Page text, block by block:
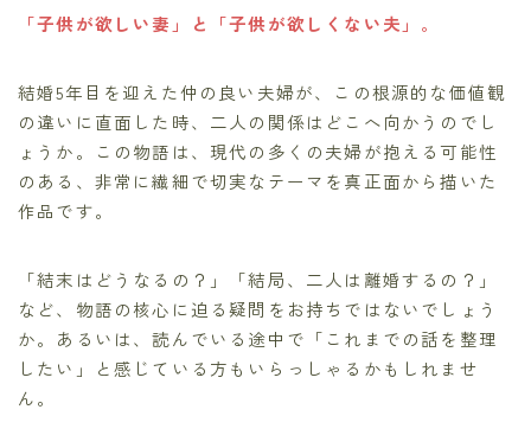
「子供が欲しい妻」と「子供が欲しくない夫」。
結婚5年目を迎えた仲の良い夫婦が、この根源的な価値観
の違いに直面した時、二人の関係はどこへ向かうのでし
ょうか。この物語は、現代の多くの夫婦が抱える可能性
のある、非常に繊細で切実なテーマを真正面から描いた
作品です。
「結末はどうなるの？」「結局、二人は離婚するの？」
など、物語の核心に迫る疑問をお持ちではないでしょう
か。あるいは、読んでいる途中で「これまでの話を整理
したい」と感じている方もいらっしゃるかもしれませ
ん。